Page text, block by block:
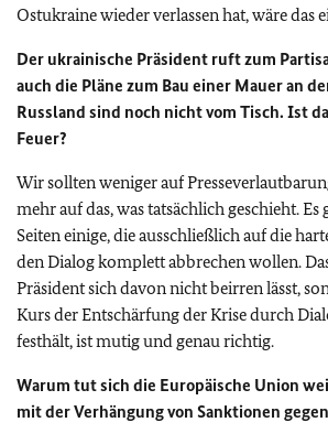
Ostukraine wieder verlassen hat, wäre das
Der ukrainische Präsident ruft zum
auch die Pläne zum Bau einer Mauer an
Russland sind noch nicht vom Tisch. Ist
Feuer?
Wir sollten weniger auf
mehr auf das, was tatsächlich geschieht.
Seiten einige, die ausschließlich auf die
den Dialog komplett abbrechen wollen.
Präsident sich davon nicht beirren lässt,
Kurs der Entschärfung der Krise durch
festhält, ist mutig und genau richtig.
Warum tut sich die Europäische Union
mit der Verhängung von Sanktionen